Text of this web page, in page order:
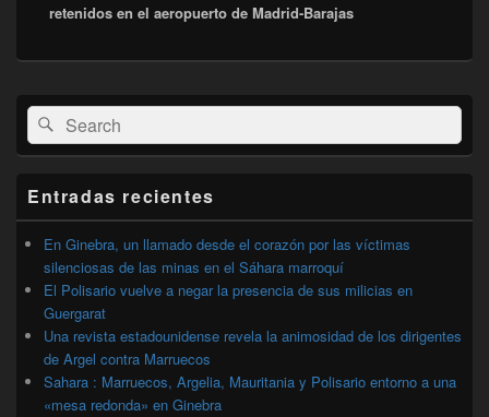
retenidos en el aeropuerto de Madrid-Barajas
El
área
de
widget
lateral
primaria
Buscar
por:
Buscar
Entradas recientes
En Ginebra, un llamado desde el corazón por las víctimas
silenciosas de las minas en el Sáhara marroquí
El Polisario vuelve a negar la presencia de sus milicias en
Guergarat
Una revista estadounidense revela la animosidad de los dirigentes
de Argel contra Marruecos
Sahara : Marruecos, Argelia, Mauritania y Polisario entorno a una
«mesa redonda» en Ginebra